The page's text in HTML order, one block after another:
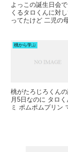
よっこの誕生日会
くるタロくんに対
ってたけど 二児の
桃から学ぶ
桃がたろじろくん
月5日なのに タロ
ミ ポムポムプリン